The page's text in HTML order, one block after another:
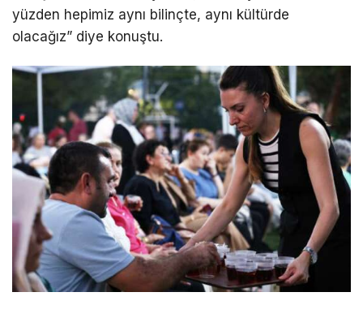
yüzden hepimiz aynı bilinçte, aynı kültürde
olacağız” diye konuştu.